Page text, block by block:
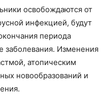
Электронные обращения
освобождаются от
инфекцией, будут
периода
заболевания. Изменения
атопическим
новообразований и